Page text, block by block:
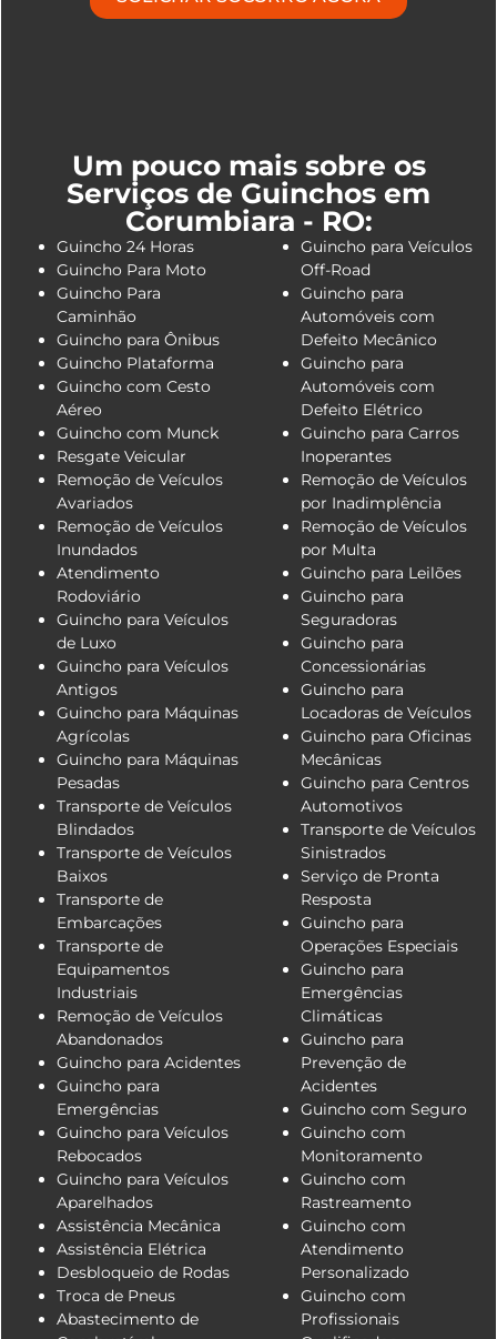
Um pouco mais sobre os
Serviços de Guinchos em
Corumbiara - RO:
Guincho 24 Horas
Guincho Para Moto
Guincho Para
Caminhão
Guincho para Ônibus
Guincho Plataforma
Guincho com Cesto
Aéreo
Guincho com Munck
Resgate Veicular
Remoção de Veículos
Avariados
Remoção de Veículos
Inundados
Atendimento
Rodoviário
Guincho para Veículos
de Luxo
Guincho para Veículos
Antigos
Guincho para Máquinas
Agrícolas
Guincho para Máquinas
Pesadas
Transporte de Veículos
Blindados
Transporte de Veículos
Baixos
Transporte de
Embarcações
Transporte de
Equipamentos
Industriais
Remoção de Veículos
Abandonados
Guincho para Acidentes
Guincho para
Emergências
Guincho para Veículos
Rebocados
Guincho para Veículos
Aparelhados
Assistência Mecânica
Assistência Elétrica
Desbloqueio de Rodas
Troca de Pneus
Abastecimento de
Guincho para Veículos
Off-Road
Guincho para
Automóveis com
Defeito Mecânico
Guincho para
Automóveis com
Defeito Elétrico
Guincho para Carros
Inoperantes
Remoção de Veículos
por Inadimplência
Remoção de Veículos
por Multa
Guincho para Leilões
Guincho para
Seguradoras
Guincho para
Concessionárias
Guincho para
Locadoras de Veículos
Guincho para Oficinas
Mecânicas
Guincho para Centros
Automotivos
Transporte de Veículos
Sinistrados
Serviço de Pronta
Resposta
Guincho para
Operações Especiais
Guincho para
Emergências
Climáticas
Guincho para
Prevenção de
Acidentes
Guincho com Seguro
Guincho com
Monitoramento
Guincho com
Rastreamento
Guincho com
Atendimento
Personalizado
Guincho com
Profissionais